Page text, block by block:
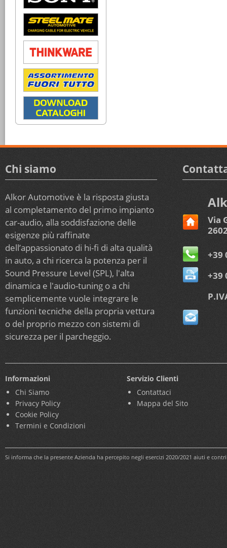
Chi siamo
Alkor Automotive è la risposta giusta
al completamento del primo impianto
car-audio, alla soddisfazione delle
esigenze più raffinate
dell’appassionato di hi-fi di alta qualità
in auto, a chi ricerca la potenza per il
Sound Pressure Level (SPL), l'alta
dinamica e l'audio-tuning o a chi
semplicemente vuole integrare le
funzioni tecniche della propria vettura
o del proprio mezzo con sistemi di
sicurezza per il parcheggio.
Via
+39
+39
Informazioni
Chi Siamo
Privacy Policy
Cookie Policy
Termini e Condizioni
Servizio Clienti
Contattaci
Mappa del Sito
Si informa che la presente Azienda ha percepito negli esercizi 2020/2021 aiuti e